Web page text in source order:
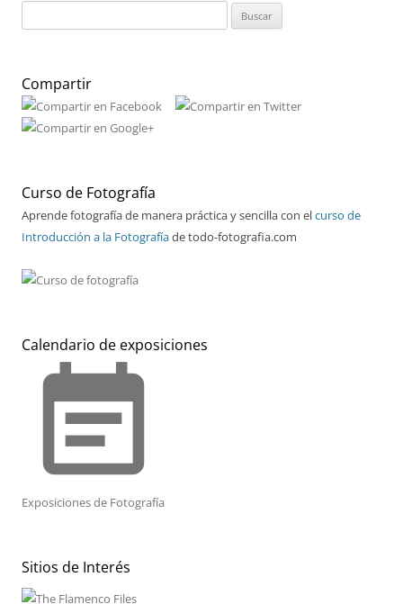
Compartir
Curso de Fotografía
Aprende fotografía de manera práctica y sencilla con elcurso de
Introducción a la Fotografíade todo-fotografia.com
Calendario de exposiciones
event_note
Exposiciones de Fotografía
Sitios de Interés